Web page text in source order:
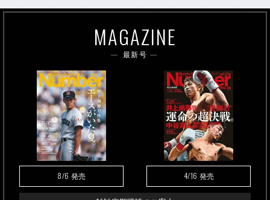
MAGAZINE
最新号
8/6 発売 4/16 発売